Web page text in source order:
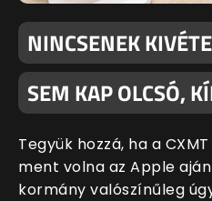
NINCSENEK
SEM KAP OLCSÓ,
Tegyük hozzá, ha a
ment volna az Apple
kormány valószínűleg